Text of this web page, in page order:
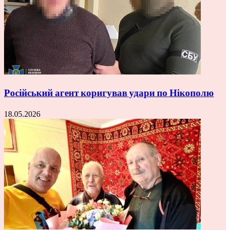
Російський агент коригував удари по Нікополю
18.05.2026